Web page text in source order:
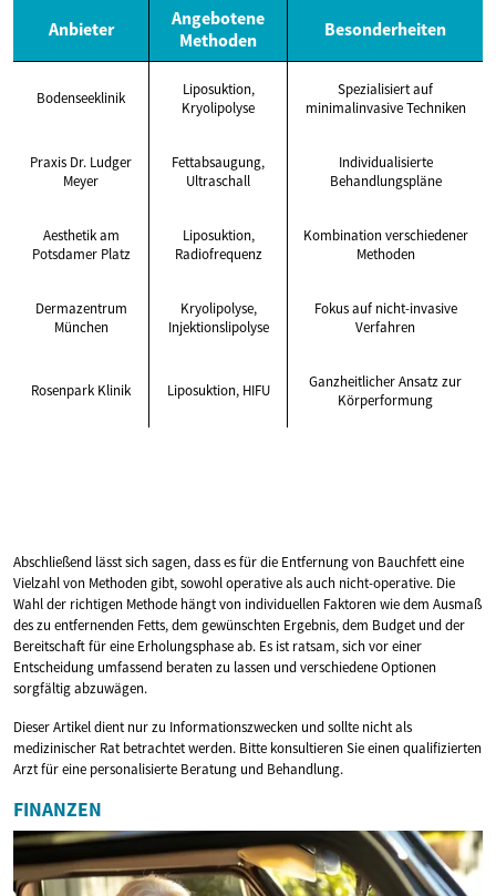
Anbieter
Angebotene
Methoden
Besonderheiten
Bodenseeklinik
Liposuktion,
Kryolipolyse
Spezialisiert auf
minimalinvasive Techniken
Praxis Dr. Ludger
Meyer
Fettabsaugung,
Ultraschall
Individualisierte
Behandlungspläne
Aesthetik am
Potsdamer Platz
Liposuktion,
Radiofrequenz
Kombination verschiedener
Methoden
Dermazentrum
München
Kryolipolyse,
Injektionslipolyse
Fokus auf nicht-invasive
Verfahren
Rosenpark Klinik Liposuktion, HIFU
Ganzheitlicher Ansatz zur
Körperformung
Abschließend lässt sich sagen, dass es für die Entfernung von Bauchfett eine
Vielzahl von Methoden gibt, sowohl operative als auch nicht-operative. Die
Wahl der richtigen Methode hängt von individuellen Faktoren wie dem Ausmaß
des zu entfernenden Fetts, dem gewünschten Ergebnis, dem Budget und der
Bereitschaft für eine Erholungsphase ab. Es ist ratsam, sich vor einer
Entscheidung umfassend beraten zu lassen und verschiedene Optionen
sorgfältig abzuwägen.
Dieser Artikel dient nur zu Informationszwecken und sollte nicht als
medizinischer Rat betrachtet werden. Bitte konsultieren Sie einen qualifizierten
Arzt für eine personalisierte Beratung und Behandlung.
FINANZEN